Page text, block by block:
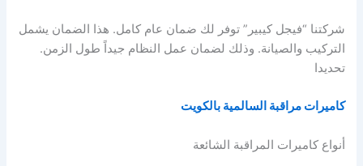
شركتنا “فيجل كيبير” توفر لك ضمان عام كامل. هذا الضمان يشمل
التركيب والصيانة. وذلك لضمان عمل النظام جيداً طول الزمن.
تحديدا
كاميرات مراقبة السالمية بالكويت
أنواع كاميرات المراقبة الشائعة